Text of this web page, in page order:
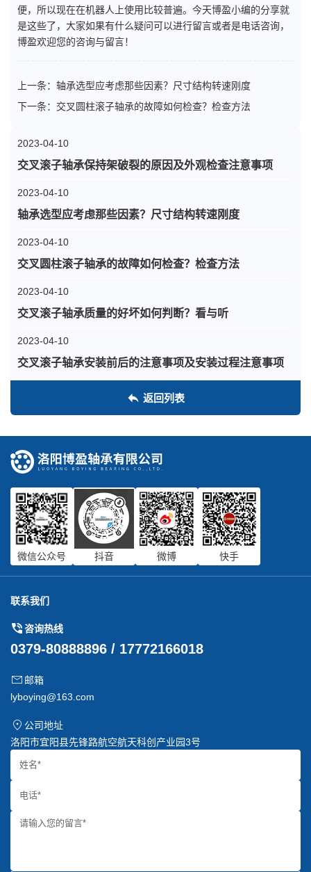
便，所以现在在机器人上使用比较普遍。今天博盈小编的分享就
是这些了，大家如果有什么疑问可以进行留言或者是电话咨询，
博盈欢迎您的咨询与留言！
上一条： 轴承选型应考虑那些因素？尺寸结构转速刚度
下一条： 交叉圆柱滚子轴承的故障如何检查？检查方法
2023-04-10
交叉滚子轴承保持架破裂的原因及外观检查注意事项
2023-04-10
轴承选型应考虑那些因素？尺寸结构转速刚度
2023-04-10
交叉圆柱滚子轴承的故障如何检查？检查方法
2023-04-10
交叉滚子轴承质量的好坏如何判断？看与听
2023-04-10
交叉滚子轴承安装前后的注意事项及安装过程注意事项
返回列表
微信公众号 抖音 微博 快手
联系我们
咨询热线
0379-80888896 / 17772166018
邮箱
lyboying@163.com
公司地址
洛阳市宜阳县先锋路航空航天科创产业园3号